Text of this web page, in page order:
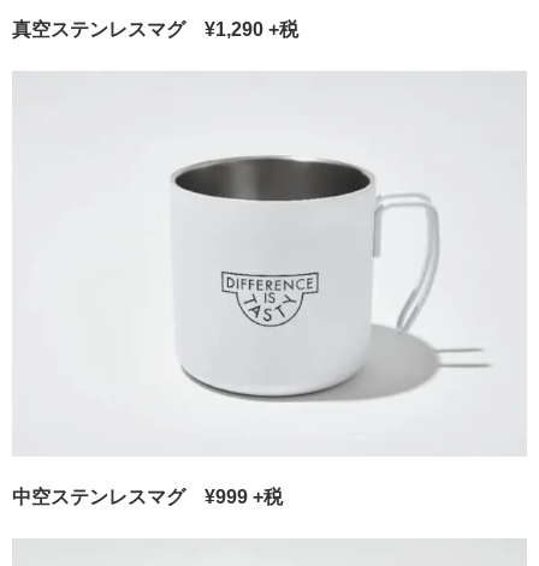
真空ステンレスマグ ¥1,290 +税
中空ステンレスマグ ¥999 +税